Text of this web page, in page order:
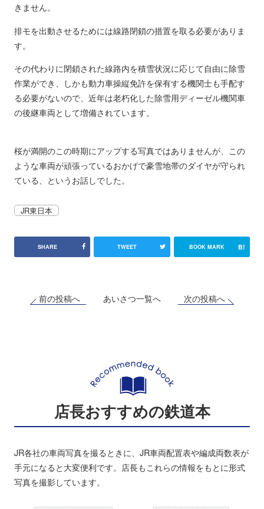
きません。
排モを出動させるためには線路閉鎖の措置を取る必要がありま
す。
その代わりに閉鎖された線路内を積雪状況に応じて自由に除雪
作業ができ、しかも動力車操縦免許を保有する機関士も手配す
る必要がないので、近年は老朽化した除雪用ディーゼル機関車
の後継車両として増備されています。
桜が満開のこの時期にアップする写真ではありませんが、この
ような車両が頑張っているおかげで豪雪地帯のダイヤが守られ
ている、というお話しでした。
JR東日本
SHARE TWEET BOOK MARK B!
前の投稿へ あいさつ一覧へ 次の投稿へ
店長おすすめの鉄道本
JR各社の車両写真を撮るときに、JR車両配置表や編成両数表が
手元になると大変便利です。店長もこれらの情報をもとに形式
写真を撮影しています。